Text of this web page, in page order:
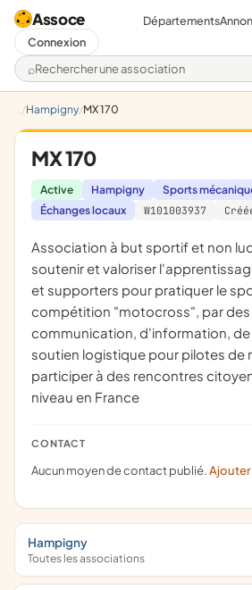
Assoce
Rechercher une association
Départements
Connexion
Hampigny MX 170
MX 170
Active Hampigny
Sports
Échanges locaux
W101003937
association à but sportif et non lucratif, MX 170 vise à
soutenir et valoriser
et supporters pour pratiquer le
compétition "motocross", par
communication, d'information,
soutien logistique pour pilotes de
participer à des rencontres
niveau en France
CONTACT
Aucun moyen de contact publié.
Hampigny
Toutes les associations